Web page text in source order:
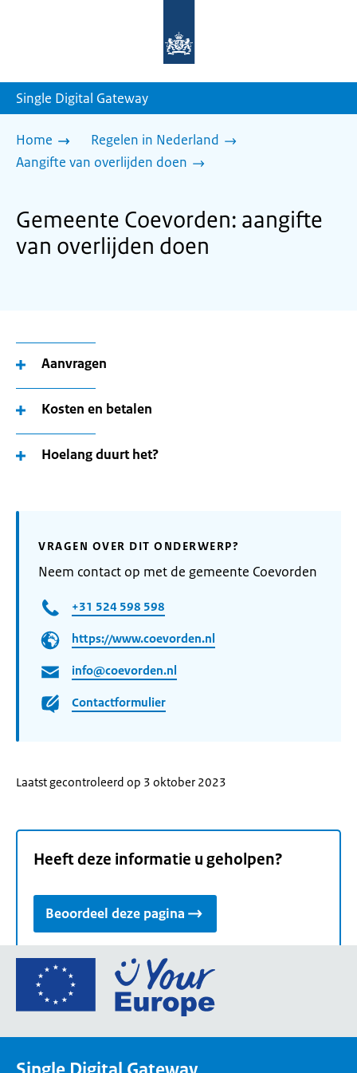
homepage
Single Digital Gateway
Home
Regelen in Nederland
Aangifte van overlijden doen
Gemeente Coevorden: aangifte
van overlijden doen
Aanvragen
Kosten en betalen
Hoelang duurt het?
VRAGEN OVER DIT ONDERWERP?
Neem contact op met de gemeente Coevorden
+31 524 598 598
https://www.coevorden.nl
info@coevorden.nl
Contactformulier
Laatst gecontroleerd op 3 oktober 2023
Heeft deze informatie u geholpen?
Beoordeel deze pagina
Ga
de